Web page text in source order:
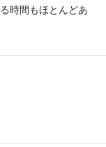
時間もほとんどあ